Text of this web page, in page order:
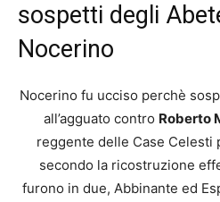
sospetti degli
Nocerino
Nocerino fu ucciso perchè
all’agguato contro Roberto
reggente delle Case Celesti
secondo la ricostruzione
furono in due, Abbinante ed